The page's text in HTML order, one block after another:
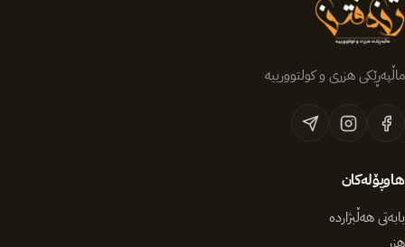
ماڵپەڕێکی هزری و کولتوورییە
هاوپۆلەکان
بابەتی هەڵبژاردە
هزر